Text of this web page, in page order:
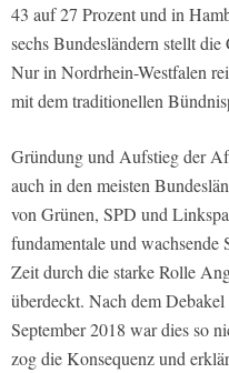
43 auf 27 Prozent und in
sechs Bundesländern stellt
Nur in Nordrhein-Westfalen
mit dem traditionellen
Gründung und Aufstieg der
auch in den meisten
von Grünen, SPD und
fundamentale und
Zeit durch die starke Rolle
überdeckt. Nach dem
September 2018 war dies so
zog die Konsequenz und